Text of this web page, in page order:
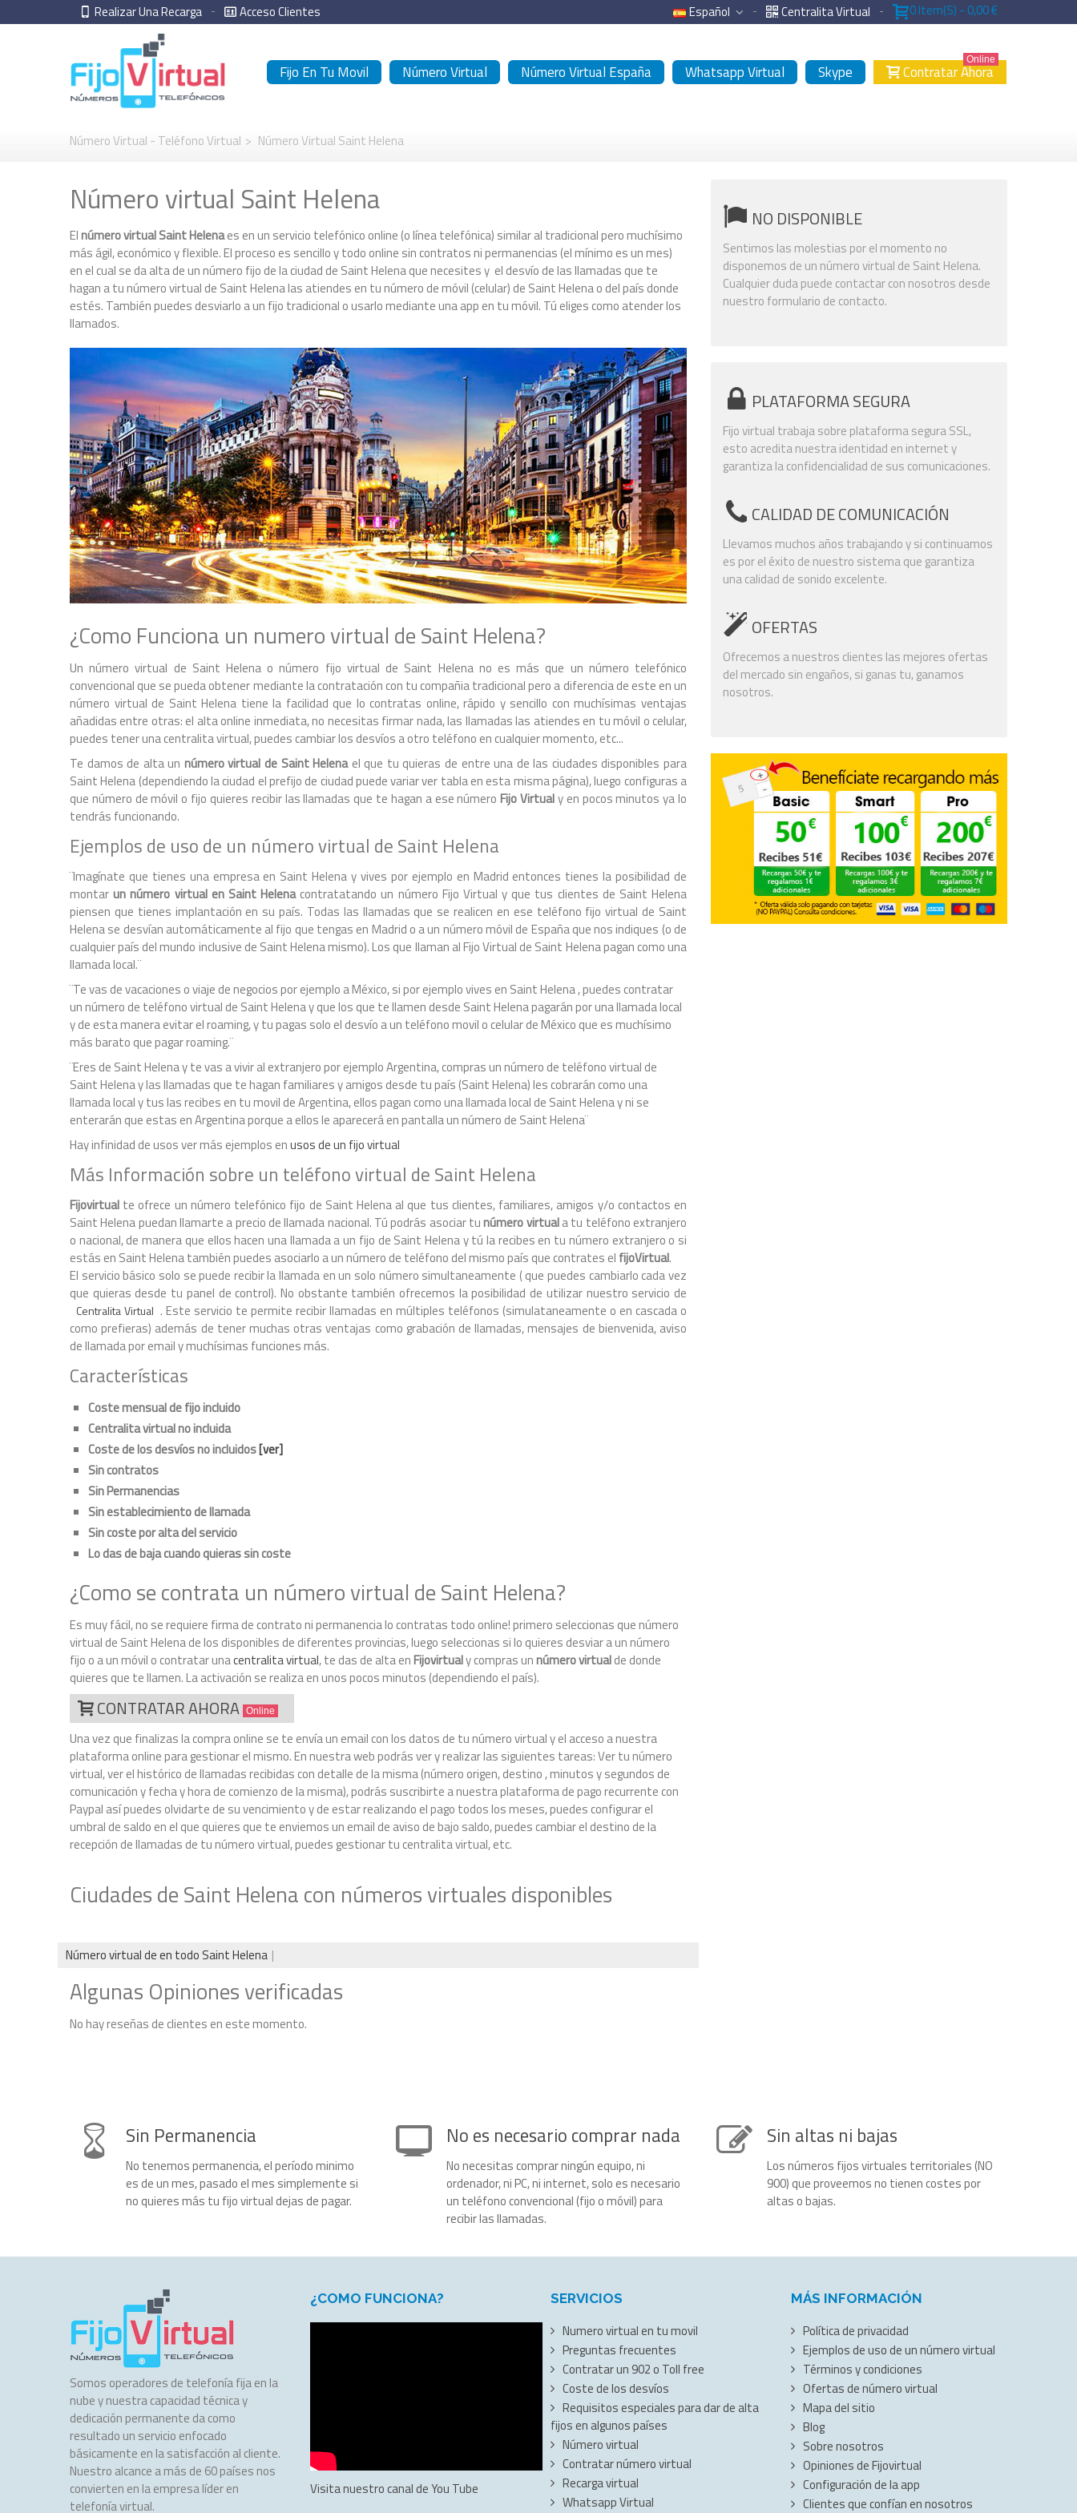
Realizar Una Recarga Acceso Clientes 0Item(s) - 0,00 €
Centralita Virtual
Español
Fijo En Tu Movil Número Virtual Número Virtual España Whatsapp Virtual Skype Contratar Ahora
Online
Número Virtual - Teléfono Virtual > Número Virtual Saint Helena
Número virtual Saint Helena
Elnúmero virtual Saint Helenaes en un servicio telefónico online (o línea telefónica) similar al tradicional pero muchísimo
más ágil, económico y flexible. El proceso es sencillo y todo online sin contratos ni permanencias (el mínimo es un mes)
en el cual se da alta de un número fijo de la ciudad de Saint Helena que necesites y el desvío de las llamadas que te
hagan a tu número virtual de Saint Helena las atiendes en tu número de móvil (celular) de Saint Helena o del país donde
estés. También puedes desviarlo a un fijo tradicional o usarlo mediante una app en tu móvil. Tú eliges como atender los
llamados.
¿Como Funciona un numero virtual de Saint Helena?
Un número virtual de Saint Helena o número fijo virtual de Saint Helena no es más que un número telefónico
convencional que se pueda obtener mediante la contratación con tu compañia tradicional pero a diferencia de este en un
número virtual de Saint Helena tiene la facilidad que lo contratas online, rápido y sencillo con muchísimas ventajas
añadidas entre otras: el alta online inmediata, no necesitas firmar nada, las llamadas las atiendes en tu móvil o celular,
puedes tener una centralita virtual, puedes cambiar los desvíos a otro teléfono en cualquier momento, etc...
Te damos de alta un número virtual de Saint Helenael que tu quieras de entre una de las ciudades disponibles para
Saint Helena (dependiendo la ciudad el prefijo de ciudad puede variar ver tabla en esta misma página), luego configuras a
que número de móvil o fijo quieres recibir las llamadas que te hagan a ese númeroFijo Virtualy en pocos minutos ya lo
tendrás funcionando.
Ejemplos de uso de un número virtual de Saint Helena
¨Imagínate que tienes una empresa en Saint Helena y vives por ejemplo en Madrid entonces tienes la posibilidad de
montarun número virtual en Saint Helenacontratatando un número Fijo Virtual y que tus clientes de Saint Helena
piensen que tienes implantación en su país. Todas las llamadas que se realicen en ese teléfono fijo virtual de Saint
Helena se desvían automáticamente al fijo que tengas en Madrid o a un número móvil de España que nos indiques (o de
cualquier país del mundo inclusive de Saint Helena mismo). Los que llaman al Fijo Virtual de Saint Helena pagan como una
llamada local.¨
¨Te vas de vacaciones o viaje de negocios por ejemplo a México, si por ejemplo vives en Saint Helena , puedes contratar
un número de teléfono virtual de Saint Helena y que los que te llamen desde Saint Helena pagarán por una llamada local
y de esta manera evitar el roaming, y tu pagas solo el desvío a un teléfono movil o celular de México que es muchísimo
más barato que pagar roaming.¨
¨Eres de Saint Helena y te vas a vivir al extranjero por ejemplo Argentina, compras un número de teléfono virtual de
Saint Helena y las llamadas que te hagan familiares y amigos desde tu país (Saint Helena) les cobrarán como una
llamada local y tus las recibes en tu movil de Argentina, ellos pagan como una llamada local de Saint Helena y ni se
enterarán que estas en Argentina porque a ellos le aparecerá en pantalla un número de Saint Helena¨
Hay infinidad de usos ver más ejemplos enusos de un fijo virtual
Más Información sobre un teléfono virtual de Saint Helena
Fijovirtual te ofrece un número telefónico fijo de Saint Helena al que tus clientes, familiares, amigos y/o contactos en
Saint Helena puedan llamarte a precio de llamada nacional. Tú podrás asociar tunúmero virtuala tu teléfono extranjero
o nacional, de manera que ellos hacen una llamada a un fijo de Saint Helena y tú la recibes en tu número extranjero o si
estás en Saint Helena también puedes asociarlo a un número de teléfono del mismo país que contrates el fijoVirtual.
El servicio básico solo se puede recibir la llamada en un solo número simultaneamente ( que puedes cambiarlo cada vez
que quieras desde tu panel de control). No obstante también ofrecemos la posibilidad de utilizar nuestro servicio de
Centralita Virtual . Este servicio te permite recibir llamadas en múltiples teléfonos (simulataneamente o en cascada o
como prefieras) además de tener muchas otras ventajas como grabación de llamadas, mensajes de bienvenida, aviso
de llamada por email y muchísimas funciones más.
Características
Coste mensual de fijo incluido
Centralita virtual no incluida
Coste de los desvíos no incluidos[ver]
Sin contratos
Sin Permanencias
Sin establecimiento de llamada
Sin coste por alta del servicio
Lo das de baja cuando quieras sin coste
¿Como se contrata un número virtual de Saint Helena?
Es muy fácil, no se requiere firma de contrato ni permanencia lo contratas todo online! primero seleccionas que número
virtual de Saint Helena de los disponibles de diferentes provincias, luego seleccionas si lo quieres desviar a un número
fijo o a un móvil o contratar unacentralita virtual, te das de alta enFijovirtualy compras unnúmero virtualde donde
quieres que te llamen. La activación se realiza en unos pocos minutos (dependiendo el país).
CONTRATAR AHORA Online
Una vez que finalizas la compra online se te envía un email con los datos de tu número virtual y el acceso a nuestra
plataforma online para gestionar el mismo. En nuestra web podrás ver y realizar las siguientes tareas: Ver tu número
virtual, ver el histórico de llamadas recibidas con detalle de la misma (número origen, destino , minutos y segundos de
comunicación y fecha y hora de comienzo de la misma), podrás suscribirte a nuestra plataforma de pago recurrente con
Paypal así puedes olvidarte de su vencimiento y de estar realizando el pago todos los meses, puedes configurar el
umbral de saldo en el que quieres que te enviemos un email de aviso de bajo saldo, puedes cambiar el destino de la
recepción de llamadas de tu número virtual, puedes gestionar tu centralita virtual, etc.
Ciudades de Saint Helena con números virtuales disponibles
Número virtual de en todo Saint Helena
NO DISPONIBLE
Sentimos las molestias por el momento no
disponemos de un número virtual de Saint Helena.
Cualquier duda puede contactar con nosotros desde
nuestro formulario de contacto.
PLATAFORMA SEGURA
Fijo virtual trabaja sobre plataforma segura SSL,
esto acredita nuestra identidad en internet y
garantiza la confidencialidad de sus comunicaciones.
CALIDAD DE COMUNICACIÓN
Llevamos muchos años trabajando y si continuamos
es por el éxito de nuestro sistema que garantiza
una calidad de sonido excelente.
OFERTAS
Ofrecemos a nuestros clientes las mejores ofertas
del mercado sin engaños, si ganas tu, ganamos
nosotros.
Algunas Opiniones verificadas
No hay reseñas de clientes en este momento.
Sin Permanencia
No tenemos permanencia, el período minimo
es de un mes, pasado el mes simplemente si
no quieres más tu fijo virtual dejas de pagar.
No es necesario comprar nada
No necesitas comprar ningún equipo, ni
ordenador, ni PC, ni internet, solo es necesario
un teléfono convencional (fijo o móvil) para
recibir las llamadas.
Sin altas ni bajas
Los números fijos virtuales territoriales (NO
900) que proveemos no tienen costes por
altas o bajas.
Somos operadores de telefonía fija en la
nube y nuestra capacidad técnica y
dedicación permanente da como
resultado un servicio enfocado
básicamente en la satisfacción al cliente.
Nuestro alcance a más de 60 países nos
convierten en la empresa líder en
telefonía virtual.
¿COMO FUNCIONA?
Visita nuestro canal de You Tube
SERVICIOS
Numero virtual en tu movil
Preguntas frecuentes
Contratar un 902 o Toll free
Coste de los desvíos
Requisitos especiales para dar de alta
fijos en algunos países
Número virtual
Contratar número virtual
Recarga virtual
Whatsapp Virtual
MÁS INFORMACIÓN
Política de privacidad
Ejemplos de uso de un número virtual
Términos y condiciones
Ofertas de número virtual
Mapa del sitio
Blog
Sobre nosotros
Opiniones de Fijovirtual
Configuración de la app
Clientes que confían en nosotros